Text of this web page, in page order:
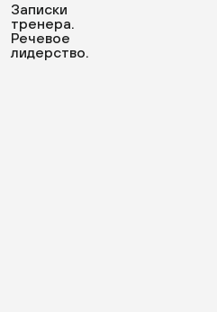
Записки
тренера.
Речевое
лидерство.